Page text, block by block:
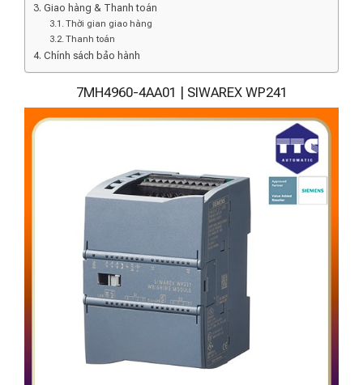
Giao hàng & Thanh toán
Thời gian giao hàng
Thanh toán
Chính sách bảo hành
7MH4960-4AA01 | SIWAREX WP241